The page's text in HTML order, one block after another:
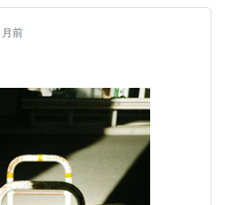
前